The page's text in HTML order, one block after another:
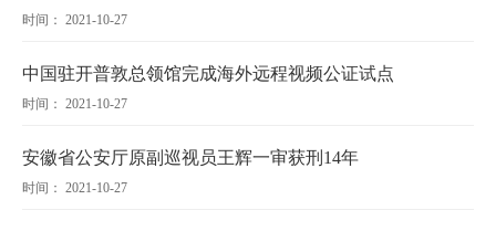
时间： 2021-10-27
中国驻开普敦总领馆完成海外远程视频公证试点
时间： 2021-10-27
安徽省公安厅原副巡视员王辉一审获刑14年
时间： 2021-10-27